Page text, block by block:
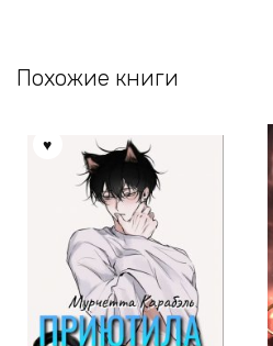
Похожие книги